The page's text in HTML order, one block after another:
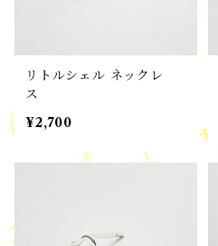
リトルシェル ネックレ
ス
¥2,700